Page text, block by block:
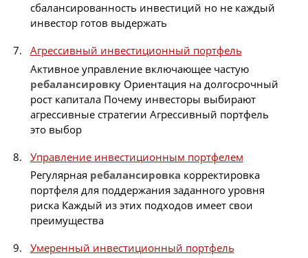
сбалансированность инвестиций но не каждый
инвестор готов выдержать
Агрессивный инвестиционный портфель
Активное управление включающее частую
ребалансировкуОриентация на долгосрочный
рост капитала Почему инвесторы выбирают
агрессивные стратегии Агрессивный портфель
это выбор
Управление инвестиционным портфелем
Регулярная ребалансировка корректировка
портфеля для поддержания заданного уровня
риска Каждый из этих подходов имеет свои
преимущества
Умеренный инвестиционный портфель